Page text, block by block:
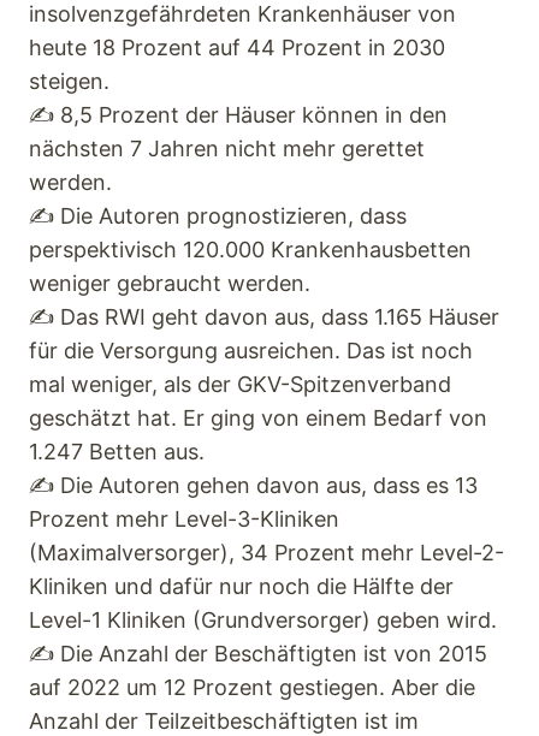
insolvenzgefährdeten Krankenhäuser von
heute 18 Prozent auf 44 Prozent in 2030
steigen.
✍ 8,5 Prozent der Häuser können in den
nächsten 7 Jahren nicht mehr gerettet
werden.
✍ Die Autoren prognostizieren, dass
perspektivisch 120.000 Krankenhausbetten
weniger gebraucht werden.
✍ Das RWI geht davon aus, dass 1.165 Häuser
für die Versorgung ausreichen. Das ist noch
mal weniger, als der GKV-Spitzenverband
geschätzt hat. Er ging von einem Bedarf von
1.247 Betten aus.
✍ Die Autoren gehen davon aus, dass es 13
Prozent mehr Level-3-Kliniken
(Maximalversorger), 34 Prozent mehr Level-2-
Kliniken und dafür nur noch die Hälfte der
Level-1 Kliniken (Grundversorger) geben wird.
✍ Die Anzahl der Beschäftigten ist von 2015
auf 2022 um 12 Prozent gestiegen. Aber die
Anzahl der Teilzeitbeschäftigten ist im